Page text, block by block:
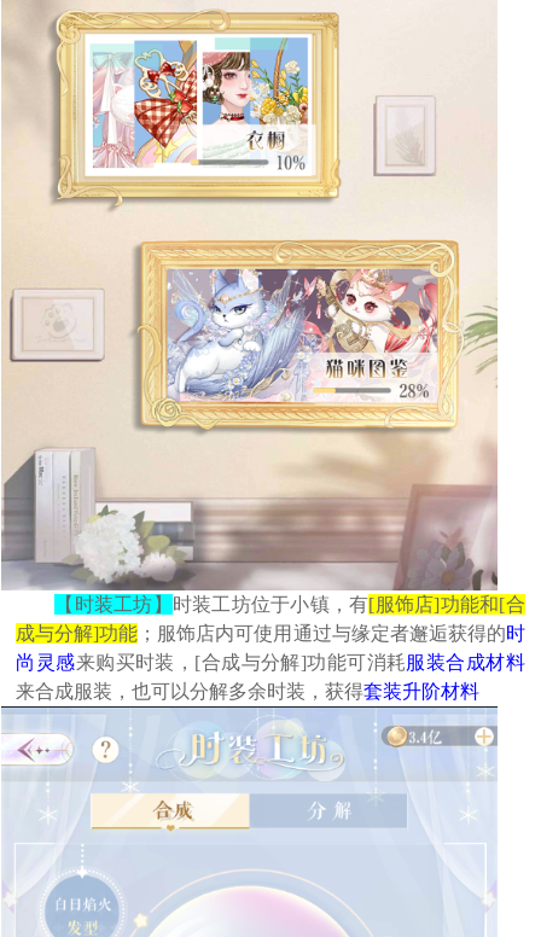
【时装工坊】 时装工坊位于小镇，有[服饰店]功能和[合
成与分解]功能 ；服饰店内可使用通过与缘定者邂逅获得的时
尚灵感来购买时装，[合成与分解]功能可消耗服装合成材料
来合成服装，也可以分解多余时装，获得套装升阶材料